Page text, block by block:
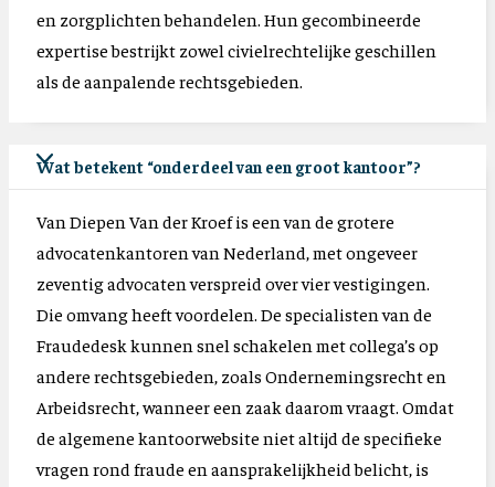
en zorgplichten behandelen. Hun gecombineerde
expertise bestrijkt zowel civielrechtelijke geschillen
als de aanpalende rechtsgebieden.
Wat betekent “onderdeel van een groot kantoor”?
Van Diepen Van der Kroef is een van de grotere
advocatenkantoren van Nederland, met ongeveer
zeventig advocaten verspreid over vier vestigingen.
Die omvang heeft voordelen. De specialisten van de
Fraudedesk kunnen snel schakelen met collega’s op
andere rechtsgebieden, zoals Ondernemingsrecht en
Arbeidsrecht, wanneer een zaak daarom vraagt. Omdat
de algemene kantoorwebsite niet altijd de specifieke
vragen rond fraude en aansprakelijkheid belicht, is